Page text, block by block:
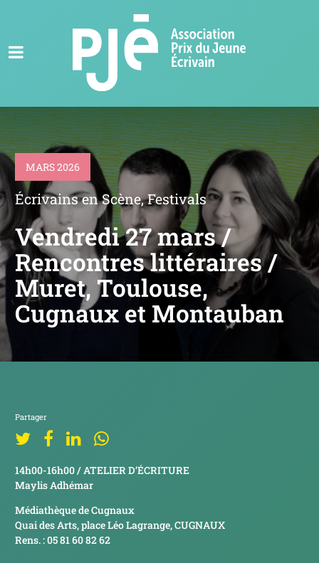
MARS 2026
Écrivains en Scène,Festivals
Vendredi 27 mars /
Rencontres littéraires /
Muret, Toulouse,
Cugnaux et Montauban
Partager
14h00-16h00 / ATELIER D’ÉCRITURE
Maylis Adhémar
Médiathèque de Cugnaux
Quai des Arts, place Léo Lagrange, CUGNAUX
Rens. : 05 81 60 82 62